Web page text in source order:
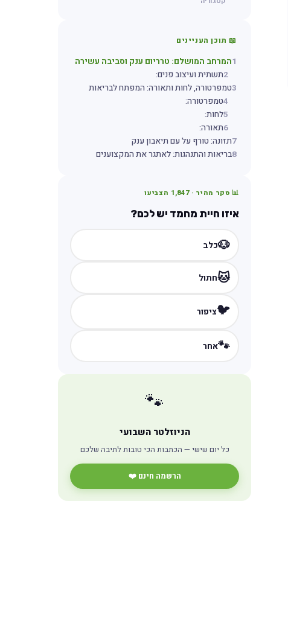
📖 תוכן העניינים
1המרחב המושלם: טרריום ענק וסביבה עשירה
2תשתית ועיצוב פנים:
3טמפרטורה, לחות ותאורה: המפתח לבריאות
4טמפרטורה:
5לחות:
6תאורה:
7תזונה: טורף על עם תיאבון ענק
8בריאות והתנהגות: לאתגר את המקצוענים
📊 סקר מהיר ·1,847 הצביעו
איזו חיית מחמד יש לכם?
🐶כלב
🐱חתול
🐦ציפור
🐾אחר
🐾
הניוזלטר השבועי
כל יום שישי — הכתבות הכי טובות לתיבה שלכם
הרשמה חינם ❤️